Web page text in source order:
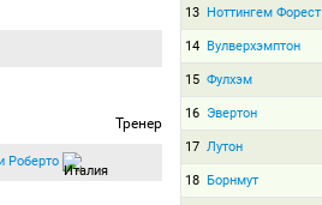
Тренер
Роберто
13 Ноттингем Форест
14 Вулверхэмптон
15 Фулхэм
16 Эвертон
17 Лутон
18 Борнмут